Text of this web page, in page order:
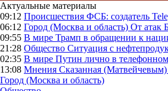
Актуальные материалы
09:12 Происшествия ФСБ: создатель
06:12 Город (Москва и область) От атак
09:55 В мире Трамп в обращении к
21:28 Общество Ситуация с
02:35 В мире Путин лично в
13:08 Мнения Сказанная
Город (Москва и область)